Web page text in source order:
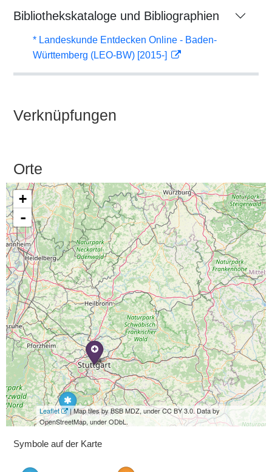
Bibliothekskataloge und Bibliographien
* Landeskunde Entdecken Online - Baden-
Württemberg (LEO-BW) [2015-]
Verknüpfungen
Orte
+
-
Leaflet
| Map tiles by BSB MDZ, under CC BY 3.0. Data by
OpenStreetMap, under ODbL.
Symbole auf der Karte